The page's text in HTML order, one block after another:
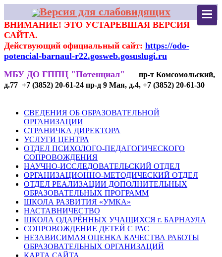
Версия для слабовидящих
ВНИМАНИЕ! ЭТО УСТАРЕВШАЯ ВЕРСИЯ
САЙТА.
Действующий официальный сайт: https://odo-
potencial-barnaul-r22.gosweb.gosuslugi.ru
МБУ ДО ГППЦ "Потенциал"
пр-т Комсомольский,
д.77 +7 (3852) 20-61-24 пр-д 9 Мая, д.4, +7 (3852) 20-61-30
СВЕДЕНИЯ ОБ ОБРАЗОВАТЕЛЬНОЙ
ОРГАНИЗАЦИИ
СТРАНИЧКА ДИРЕКТОРА
УСЛУГИ ЦЕНТРА
ОТДЕЛ ПСИХОЛОГО-ПЕДАГОГИЧЕСКОГО
СОПРОВОЖДЕНИЯ
НАУЧНО-ИССЛЕДОВАТЕЛЬСКИЙ ОТДЕЛ
ОРГАНИЗАЦИОННО-МЕТОДИЧЕСКИЙ ОТДЕЛ
ОТДЕЛ РЕАЛИЗАЦИИ ДОПОЛНИТЕЛЬНЫХ
ОБРАЗОВАТЕЛЬНЫХ ПРОГРАММ
ШКОЛА РАЗВИТИЯ «УМКА»
НАСТАВНИЧЕСТВО
ШКОЛА ОДАРЁННЫХ УЧАЩИХСЯ г. БАРНАУЛА
СОПРОВОЖДЕНИЕ ДЕТЕЙ С РАС
НЕЗАВИСИМАЯ ОЦЕНКА КАЧЕСТВА РАБОТЫ
ОБРАЗОВАТЕЛЬНЫХ ОРГАНИЗАЦИЙ
КАРТА САЙТА